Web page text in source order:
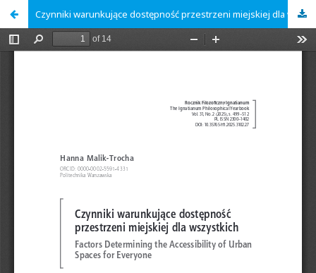
Czynniki warunkujące dostępność przestrzeni miejskiej dla wszystkich